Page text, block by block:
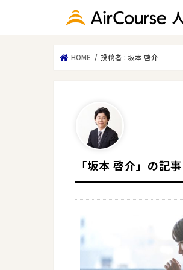
HOME 投稿者 : 坂本 啓介
「坂本 啓介」の記事